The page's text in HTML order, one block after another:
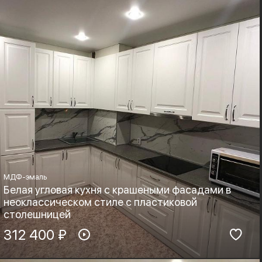
Неоклассика
МДФ-эмаль
Белая угловая кухня с крашеными фасадами в
неоклассическом стиле с пластиковой
столешницей
Материал фасадов:
МДФ-эмаль
Материал столешницы:
HPL+основа
312 400 ₽